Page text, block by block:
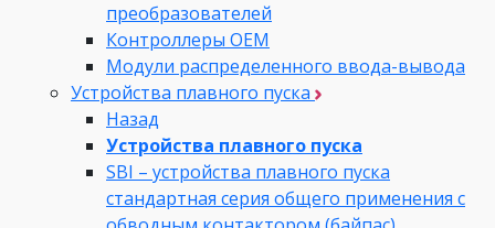
преобразователей
Контроллеры ОЕМ
Модули распределенного ввода-вывода
Устройства плавного пуска
Назад
Устройства плавного пуска
SBI – устройства плавного пуска
стандартная серия общего применения с